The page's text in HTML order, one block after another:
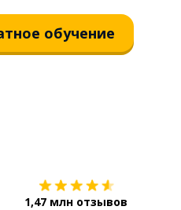
обучение
1,47 млн отзывов